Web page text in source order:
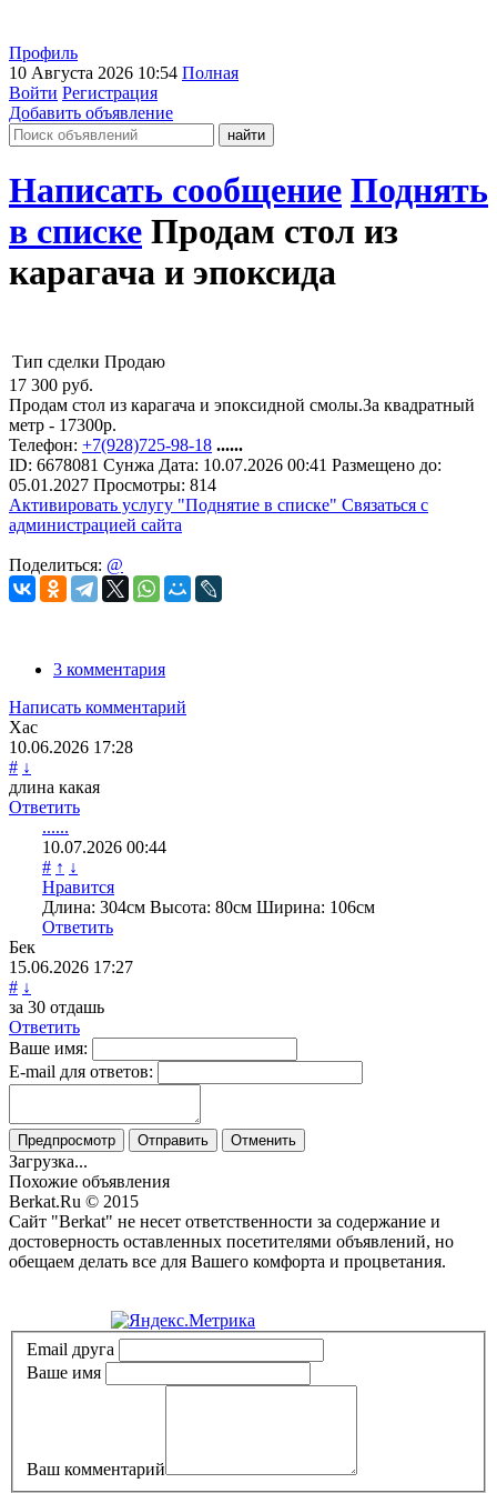
Профиль
10 Августа 2026 10:54 Полная
Войти Регистрация
Добавить объявление
Написать сообщение Поднять
в списке Продам стол из
карагача и эпоксида
Тип сделки Продаю
17 300 руб.
Продам стол из карагача и эпоксидной смолы.За квадратный
метр - 17300р.
Телефон: +7(928)725-98-18 ......
ID: 6678081 Сунжа Дата: 10.07.2026 00:41 Размещено до:
05.01.2027 Просмотры: 814
Активировать услугу "Поднятие в списке" Связаться с
администрацией сайта
Поделиться: @
3 комментария
Написать комментарий
Хас
10.06.2026 17:28
# ↓
длина какая
Ответить
......
10.07.2026 00:44
# ↑ ↓
Нравится
Длина: 304см Высота: 80см Ширина: 106см
Ответить
Бек
15.06.2026 17:27
# ↓
за 30 отдашь
Ответить
Ваше имя:
E-mail для ответов:
Предпросмотр Отправить Отменить
Загрузка...
Похожие объявления
Berkat.Ru © 2015
Сайт "Berkat" не несет ответственности за содержание и
достоверность оставленных посетителями объявлений, но
обещаем делать все для Вашего комфорта и процветания.
Email друга
Ваше имя
Ваш комментарий